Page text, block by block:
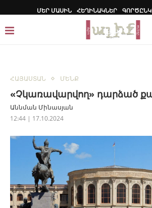
ՄԵՐ ՄԱՍԻՆ ՀԵՂԻՆԱԿՆԵՐ
ՀԱՅԱՍՏԱՆ ՄԵՆՔ
«Չկառավարվող» դարձած
Աննման Մինասյան
12:44 | 17.10.2024